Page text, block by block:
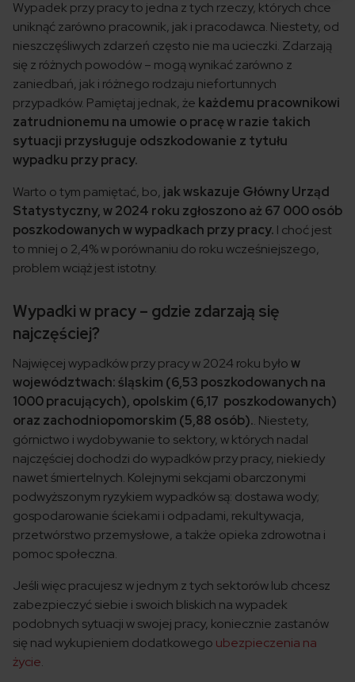
Wypadek przy pracy to jedna z tych rzeczy, których chce
uniknąć zarówno pracownik, jak i pracodawca. Niestety, od
nieszczęśliwych zdarzeń często nie ma ucieczki. Zdarzają
się z różnych powodów – mogą wynikać zarówno z
zaniedbań, jak i różnego rodzaju niefortunnych
przypadków. Pamiętaj jednak, że każdemu pracownikowi
zatrudnionemu na umowie o pracę w razie takich
sytuacji przysługuje odszkodowanie z tytułu
wypadku przy pracy.
Warto o tym pamiętać, bo, jak wskazuje Główny Urząd
Statystyczny, w 2024 roku zgłoszono aż 67 000 osób
poszkodowanych w wypadkach przy pracy. I choć jest
to mniej o 2,4% w porównaniu do roku wcześniejszego,
problem wciąż jest istotny.
Wypadki w pracy – gdzie zdarzają się
najczęściej?
Najwięcej wypadków przy pracy w 2024 roku byłow
województwach: śląskim (6,53 poszkodowanych na
1000 pracujących), opolskim (6,17 poszkodowanych)
oraz zachodniopomorskim (5,88 osób).. Niestety,
górnictwo i wydobywanie to sektory, w których nadal
najczęściej dochodzi do wypadków przy pracy, niekiedy
nawet śmiertelnych. Kolejnymi sekcjami obarczonymi
podwyższonym ryzykiem wypadków są: dostawa wody;
gospodarowanie ściekami i odpadami, rekultywacja,
przetwórstwo przemysłowe, a także opieka zdrowotna i
pomoc społeczna.
Jeśli więc pracujesz w jednym z tych sektorów lub chcesz
zabezpieczyć siebie i swoich bliskich na wypadek
podobnych sytuacji w swojej pracy, koniecznie zastanów
się nad wykupieniem dodatkowego ubezpieczenia na
życie.